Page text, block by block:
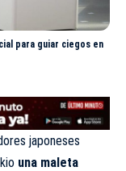
para guiar ciegos en
japoneses
una maleta